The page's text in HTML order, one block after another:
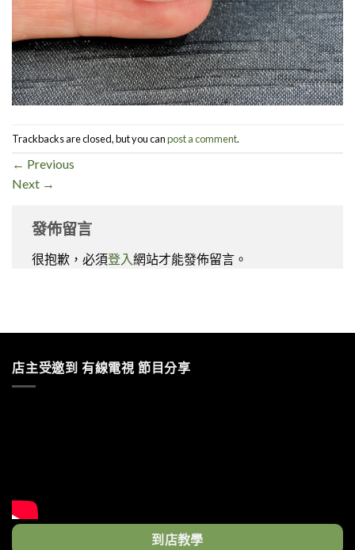
Trackbacks are closed, but you canpost a comment.
← Previous
Next →
發佈留言
很抱歉，必須登入網站才能發佈留言。
店主受邀到 有線電視 節目分享
到店教學